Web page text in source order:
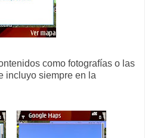
como fotografías o las
incluyo siempre en la